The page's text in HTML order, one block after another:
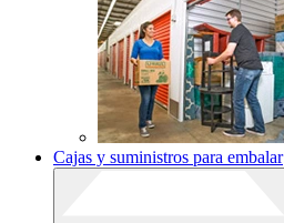
Cajas y suministros para embalar